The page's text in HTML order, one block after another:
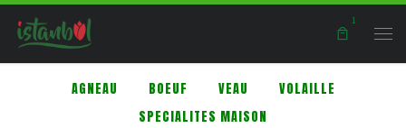
Skip to content 1
AGNEAU BOEUF VEAU
VOLAILLE
SPECIALITES MAISON